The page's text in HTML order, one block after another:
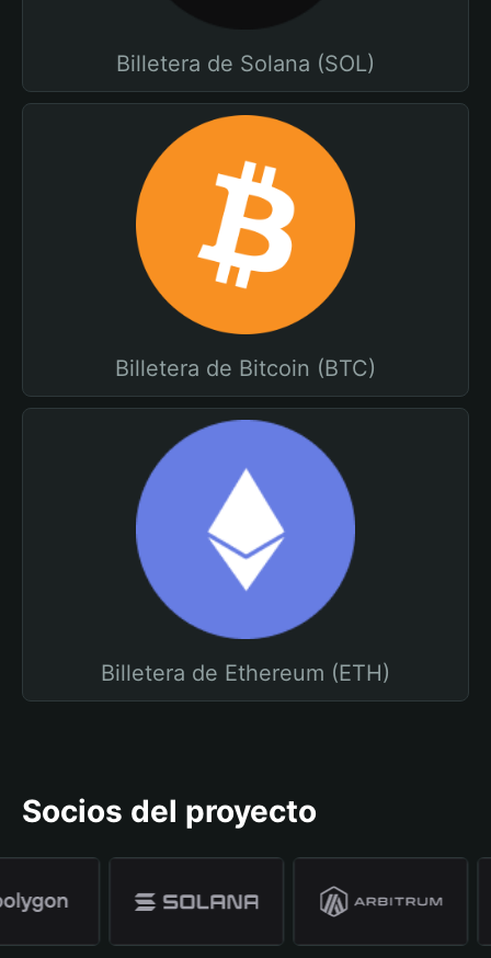
Billetera de Solana (SOL)
Billetera de Bitcoin (BTC)
Billetera de Ethereum (ETH)
Socios del proyecto